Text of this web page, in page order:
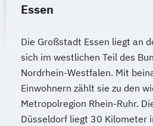
Essen
Die Großstadt Essen liegt an
sich im westlichen Teil des
Nordrhein-Westfalen. Mit
Einwohnern zählt sie zu den
Metropolregion Rhein-Ruhr.
Düsseldorf liegt 30 Kilometer